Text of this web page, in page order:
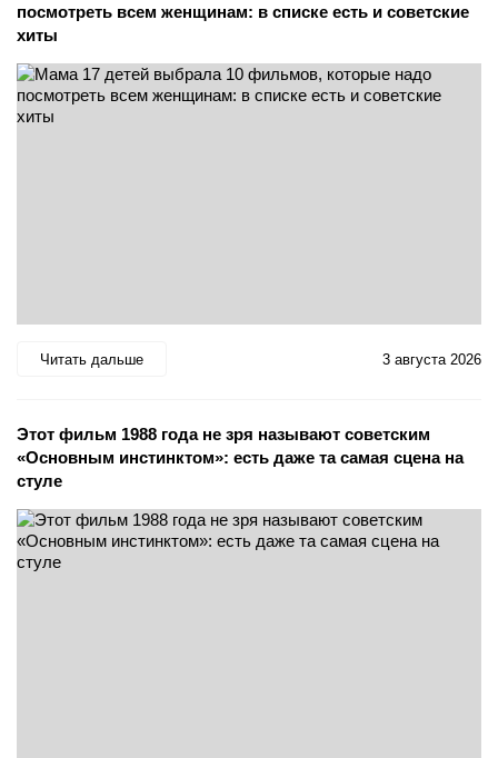
посмотреть всем женщинам: в списке есть и советские
хиты
Читать дальше 3 августа 2026
Этот фильм 1988 года не зря называют советским
«Основным инстинктом»: есть даже та самая сцена на
стуле